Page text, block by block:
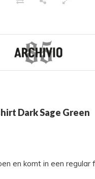
Dark Sage Green
en komt in een